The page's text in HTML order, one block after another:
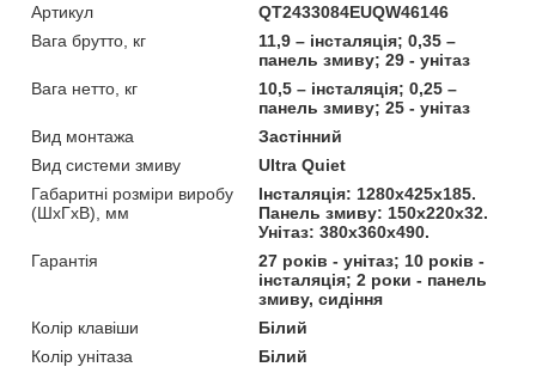
Артикул
QT2433084EUQW46146
Вага брутто, кг
11,9 – інсталяція; 0,35 –
панель змиву; 29 - унітаз
Вага нетто, кг
10,5 – інсталяція; 0,25 –
панель змиву; 25 - унітаз
Вид монтажа
Застінний
Вид системи змиву
Ultra Quiet
Габаритні розміри виробу
(ШхГхВ), мм
Інсталяція: 1280х425х185.
Панель змиву: 150х220х32.
Унітаз: 380х360х490.
Гарантія
27 років - унітаз; 10 років -
інсталяція; 2 роки - панель
змиву, сидіння
Колір клавіши
Білий
Колір унітаза
Білий